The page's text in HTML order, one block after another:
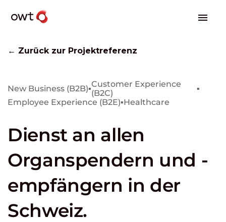
← Zurück zur Projektreferenz
New Business (B2B)▪Customer Experience
(B2C)
▪
Employee Experience (B2E)▪Healthcare
Dienst an allen
Organspendern und -
empfängern in der
Schweiz.